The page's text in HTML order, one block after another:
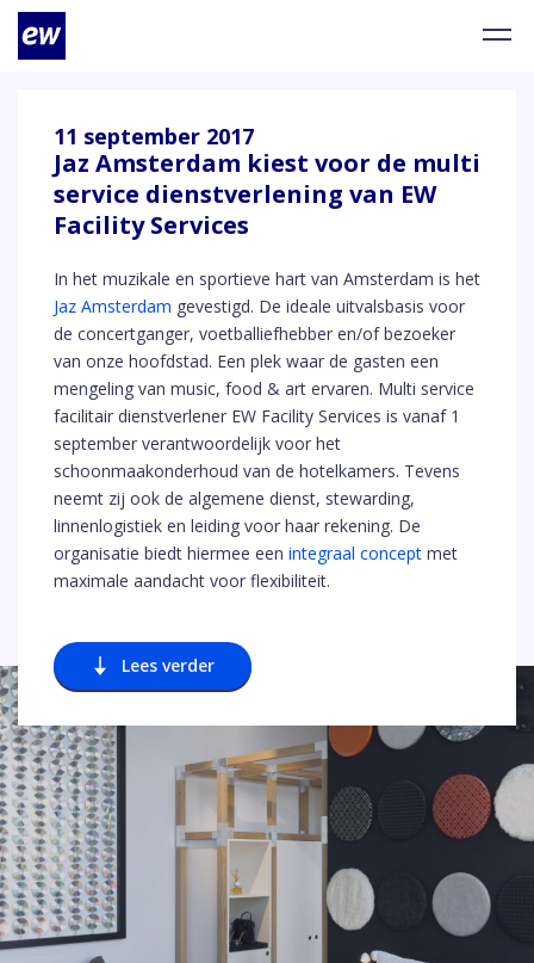
11 september 2017
Jaz Amsterdam kiest voor de multi
service dienstverlening van EW
Facility Services
In het muzikale en sportieve hart van Amsterdam is het
Jaz Amsterdam gevestigd. De ideale uitvalsbasis voor
de concertganger, voetballiefhebber en/of bezoeker
van onze hoofdstad. Een plek waar de gasten een
mengeling van music, food & art ervaren. Multi service
facilitair dienstverlener EW Facility Services is vanaf 1
september verantwoordelijk voor het
schoonmaakonderhoud van de hotelkamers. Tevens
neemt zij ook de algemene dienst, stewarding,
linnenlogistiek en leiding voor haar rekening. De
organisatie biedt hiermee een integraal concept met
maximale aandacht voor flexibiliteit.
Lees verder